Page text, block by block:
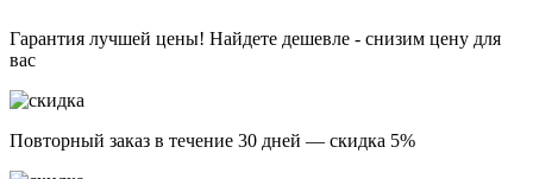
Гарантия лучшей цены! Найдете дешевле - снизим цену для
вас
Повторный заказ в течение 30 дней — скидка 5%